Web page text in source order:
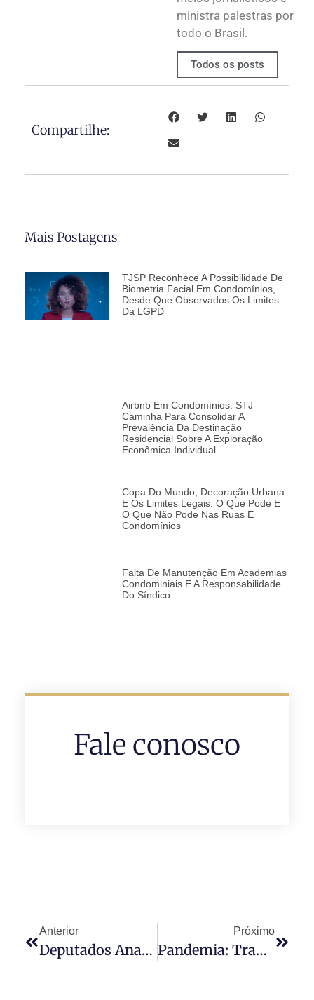
ministra palestras por
todo o Brasil.
Todos os posts
Compartilhe:
Mais Postagens
TJSP Reconhece A Possibilidade De
Biometria Facial Em Condomínios,
Desde Que Observados Os Limites
Da LGPD
Airbnb Em Condomínios: STJ
Caminha Para Consolidar A
Prevalência Da Destinação
Residencial Sobre A Exploração
Econômica Individual
Copa Do Mundo, Decoração Urbana
E Os Limites Legais: O Que Pode E
O Que Não Pode Nas Ruas E
Condomínios
Falta De Manutenção Em Academias
Condominiais E A Responsabilidade
Do Síndico
Fale conosco
Anterior
Deputados Analisam Projeto Que Muda Regras Para Locação De Imóveis
Próximo
Pandemia: Transação Tributária No Âmbito Federal